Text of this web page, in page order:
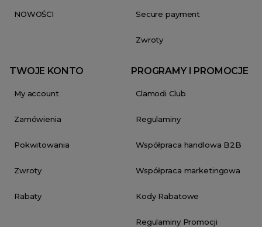
NOWOŚCI Secure payment
Zwroty
TWOJE KONTO
My account
Zamówienia
Pokwitowania
Zwroty
Rabaty
PROGRAMY I PROMOCJE
Clamodi Club
Regulaminy
Współpraca handlowa B2B
Współpraca marketingowa
Kody Rabatowe
Regulaminy Promocji